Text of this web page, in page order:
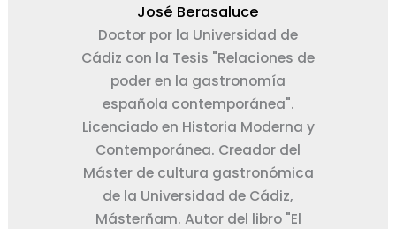
José Berasaluce
Doctor por la Universidad de
Cádiz con la Tesis "Relaciones de
poder en la gastronomía
española contemporánea".
Licenciado en Historia Moderna y
Contemporánea. Creador del
Máster de cultura gastronómica
de la Universidad de Cádiz,
Másterñam. Autor del libro "El